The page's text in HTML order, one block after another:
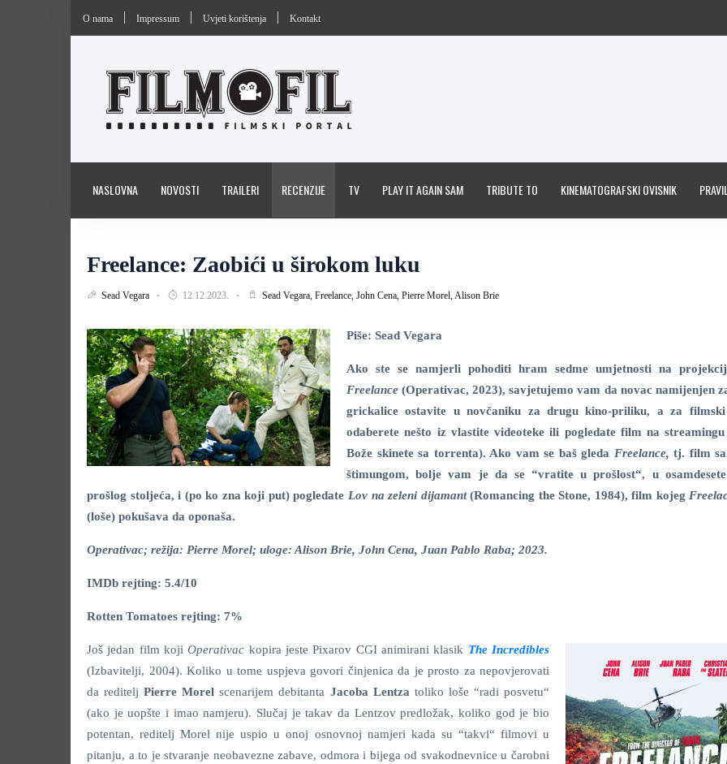
O nama Impressum Uvjeti korištenja Kontakt
NASLOVNA NOVOSTI TRAILERI RECENZIJE TV PLAY IT AGAIN SAM TRIBUTE TO KINEMATOGRAFSKI OVISNIK
Freelance: Zaobići u širokom luku
Sead Vegara 12.12.2023. Sead Vegara, Freelance, John Cena, Pierre Morel,Alison Brie
Piše: Sead Vegara
Ako ste se namjerli pohoditi hram sedme umjetnosti na
Freelance(Operativac, 2023), savjetujemo vam da novac namijenjen
grickalice ostavite u novčaniku za drugu kino-priliku, a za filmski
odaberete nešto iz vlastite videoteke ili pogledate film na
Bože skinete sa torrenta). Ako vam se baš gleda Freelance,tj. film
štimungom, bolje vam je da se “vratite u prošlost“, u
prošlog stoljeća, i (po ko zna koji put) pogledate Lov na zeleni dijamant(Romancing the Stone, 1984), film kojeg
(loše) pokušava da oponaša.
Operativac; režija: Pierre Morel; uloge: Alison Brie, John Cena, Juan Pablo Raba; 2023.
IMDb rejting: 5.4/10
Rotten Tomatoes rejting: 7%
Još jedan film kojiOperativac kopira jeste Pixarov CGI animirani klasik The Incredibles
(Izbavitelji, 2004). Koliko u tome uspjeva govori činjenica da je prosto za nepovjerovati
da rediteljPierre Morel scenarijem debitanta Jacoba Lentza toliko loše “radi posvetu“
(ako je uopšte i imao namjeru). Slučaj je takav da Lentzov predložak, koliko god je bio
potentan, reditelj Morel nije uspio u onoj osnovnoj namjeri kada su “takvi“ filmovi u
pitanju, a to je stvaranje neobavezne zabave, odmora i bijega od svakodnevnice u čarobni